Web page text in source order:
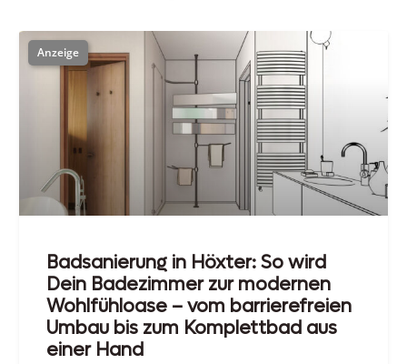
Badsanierung in Höxter: So wird
Dein Badezimmer zur modernen
Wohlfühloase – vom barrierefreien
Umbau bis zum Komplettbad aus
einer Hand